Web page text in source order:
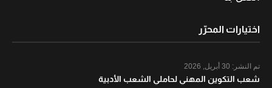
اختيارات المحرّر
تم النشر:
شعب التكوين المهني لحاملي الشعب الأدبية